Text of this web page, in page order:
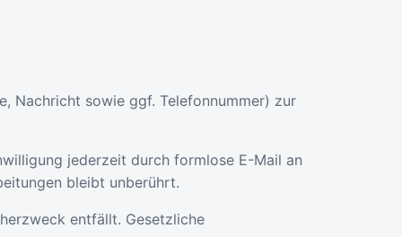
Nachricht sowie ggf. Telefonnummer) zur
jederzeit durch formlose E-Mail an
bleibt unberührt.
entfällt. Gesetzliche